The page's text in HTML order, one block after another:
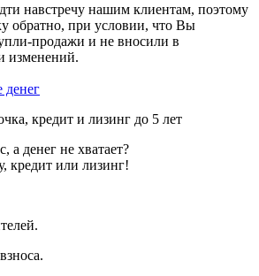
навстречу нашим клиентам, поэтому
обратно, при условии, что Вы
продажи и не вносили в
изменений.
денег
кредит и лизинг до 5 лет
а денег не хватает?
кредит или лизинг!